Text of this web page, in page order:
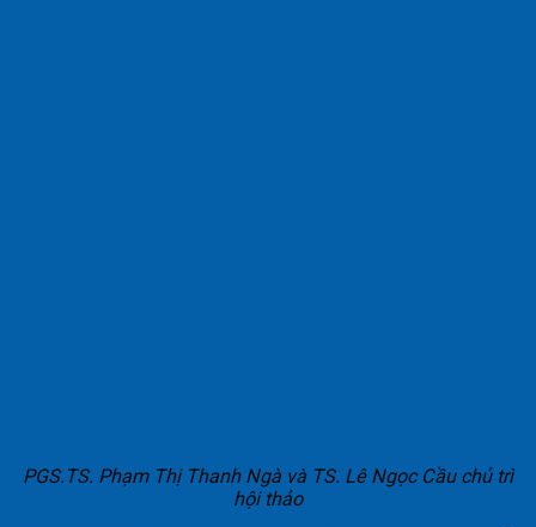
PGS.TS. Phạm Thị Thanh Ngà và TS. Lê Ngọc Cầu chủ trì
hội thảo